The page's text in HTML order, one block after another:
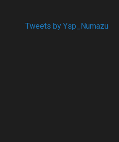
Tweets by Ysp_Numazu